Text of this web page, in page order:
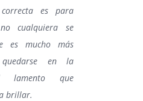
es para
cualquiera se
es mucho más
en la
lamento que
brillar.